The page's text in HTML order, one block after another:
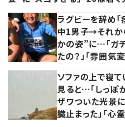
ラグビーを辞め「
中1男子→それか
かの姿”に…「ガ
たの？」「雰囲気
ソファの上で寝て
見ると…「しっぽ
ザワついた光景に
臓止まった」「心